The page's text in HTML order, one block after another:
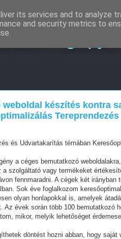
:
készítés kontra
Tereprendezés
és Udvartakarítás témában
a céges bemutatkozó
szolgáltató vagy termékeket
fennmaradni. A cégek két irányban
Sok éve foglalkozom
olyan honlapokkal is, amelyek
Az évek során több 100 bemutatkozó
mikor, melyik lehetőséget
döntést hozni abban, hogy saját
its services and to analyze
and security metrics to